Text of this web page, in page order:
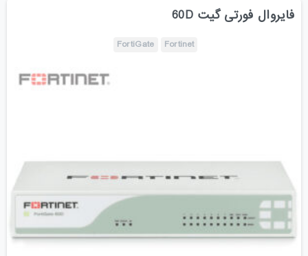
فایروال فورتی گیت 60D
Fortinet
FortiGate